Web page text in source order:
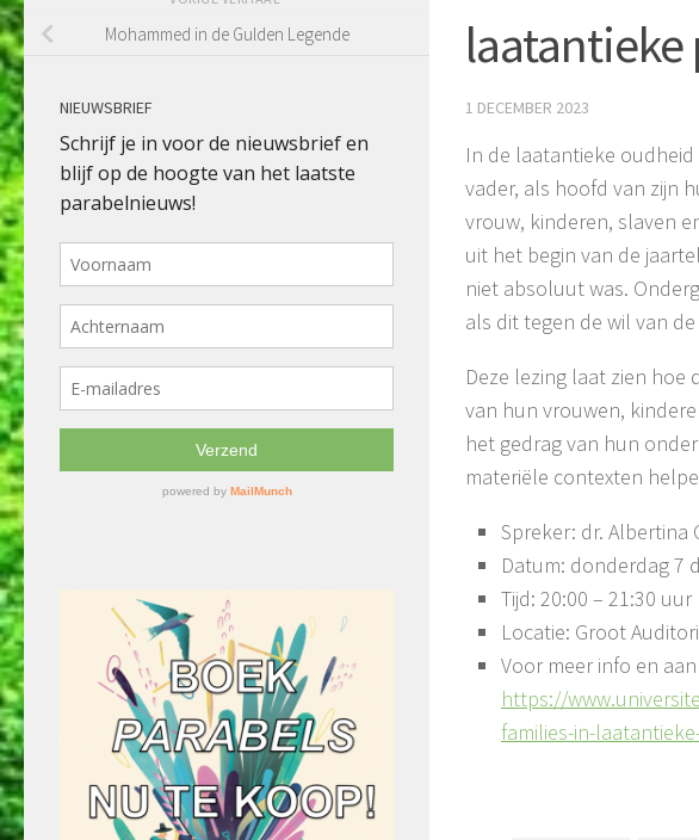
laatantieke
1 DECEMBER 2023
In de laatantieke
vader, als hoofd van zijn
vrouw, kinderen, slaven
uit het begin van de
niet absoluut was.
als dit tegen de wil van
Deze lezing laat zien hoe
van hun vrouwen,
het gedrag van hun
materiële contexten
Spreker: dr. Albertina
Datum: donderdag 7
Tijd: 20:00 – 21:30 uur
Locatie: Groot
Voor meer info en
https://
families-in-
Mohammed in de Gulden Legende
NIEUWSBRIEF